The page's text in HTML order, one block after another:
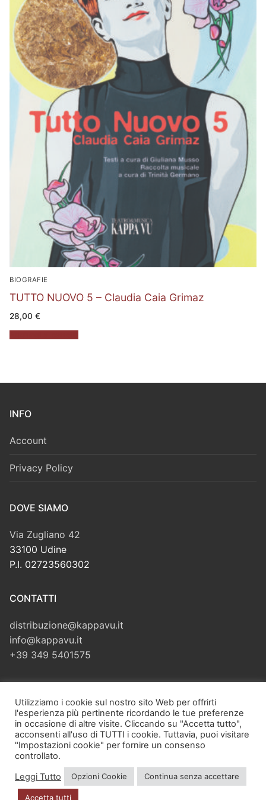
BIOGRAFIE
TUTTO NUOVO 5 – Claudia Caia Grimaz
28,00 €
INFO
Account
Privacy Policy
DOVE SIAMO
Via Zugliano 42
33100 Udine
P.I. 02723560302
CONTATTI
distribuzione@kappavu.it
info@kappavu.it
+39 349 5401575
Cerca:
Copyright © 2026 Kappa Vu di Velliscig Giuliano – Via Zugliano,
42 – 33100 Udine (UD) – P.I. 02723560302 – PEC:
Utilizziamo i cookie sul nostro sito Web per offrirti
l'esperienza più pertinente ricordando le tue preferenze
in occasione di altre visite. Cliccando su "Accetta tutto",
acconsenti all'uso di TUTTI i cookie. Tuttavia, puoi visitare
"Impostazioni cookie" per fornire un consenso
controllato.
Leggi Tutto
Opzioni Cookie Continua senza accettare
Accetta tutti